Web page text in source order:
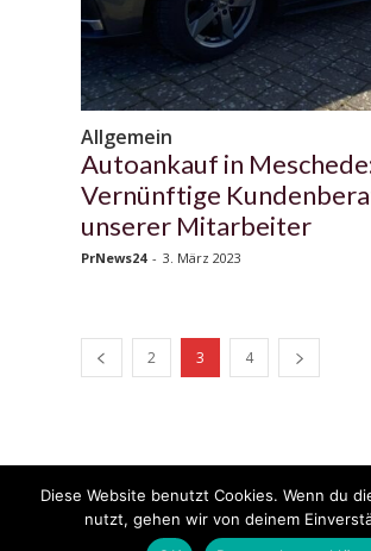
Allgemein
Autoankauf in
Vernünftige
unserer Mitarbeiter
PrNews24 - 3. März 2023
2 3 4
© 2020 - 2025 Copyright -
Datenschutzerklärung FAQ Kontakt
Diese Website benutzt Cookies. Wenn du
nutzt, gehen wir von deinem